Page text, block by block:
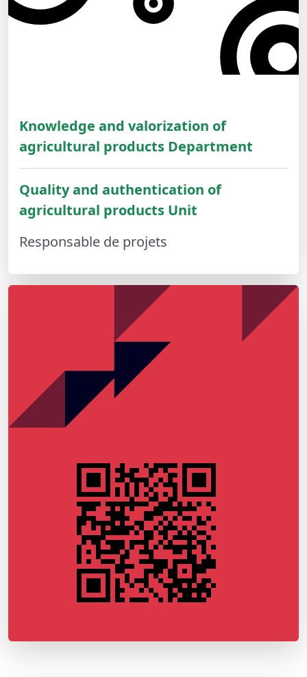
Knowledge and valorization of
agricultural products Department
Quality and authentication of
agricultural products Unit
Responsable de projets